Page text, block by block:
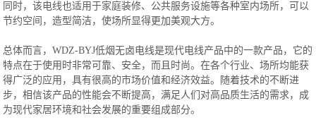
同时，该电线也适用于家庭装修、公共服务设施等各种室内场所，可以
节约空间，造型简洁，使场所显得更加美观大方。
总体而言，WDZ-BYJ低烟无卤电线是现代电线产品中的一款产品，它的
特点在于使用时非常可靠、安全，而且时尚。在各个行业、场所均能获
得广泛的应用，具有很高的市场价值和经济效益。随着技术的不断进
步，相信该产品的性能会不断提高，满足人们对高品质生活的需求，成
为现代家居环境和社会发展的重要组成部分。